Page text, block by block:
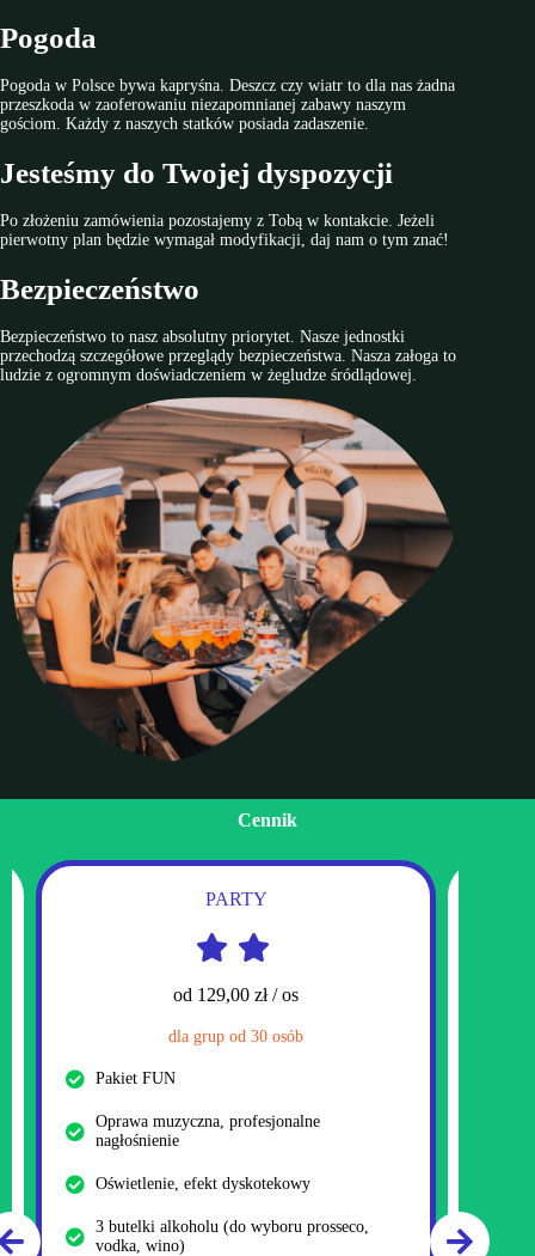
Pogoda
Pogoda w Polsce bywa kapryśna. Deszcz czy wiatr to dla nas żadna
przeszkoda w zaoferowaniu niezapomnianej zabawy naszym
gościom. Każdy z naszych statków posiada zadaszenie.
Jesteśmy do Twojej dyspozycji
Po złożeniu zamówienia pozostajemy z Tobą w kontakcie. Jeżeli
pierwotny plan będzie wymagał modyfikacji, daj nam o tym znać!
Bezpieczeństwo
Bezpieczeństwo to nasz absolutny priorytet. Nasze jednostki
przechodzą szczegółowe przeglądy bezpieczeństwa. Nasza załoga to
ludzie z ogromnym doświadczeniem w żegludze śródlądowej.
Cennik
PARTY
od 129,00 zł / os
dla grup od 30 osób
Pakiet FUN
Oprawa muzyczna, profesjonalne
nagłośnienie
Oświetlenie, efekt dyskotekowy
3 butelki alkoholu (do wyboru prosseco,
vodka, wino)